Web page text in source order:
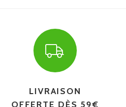
LIVRAISON
OFFERTE DÈS 59€